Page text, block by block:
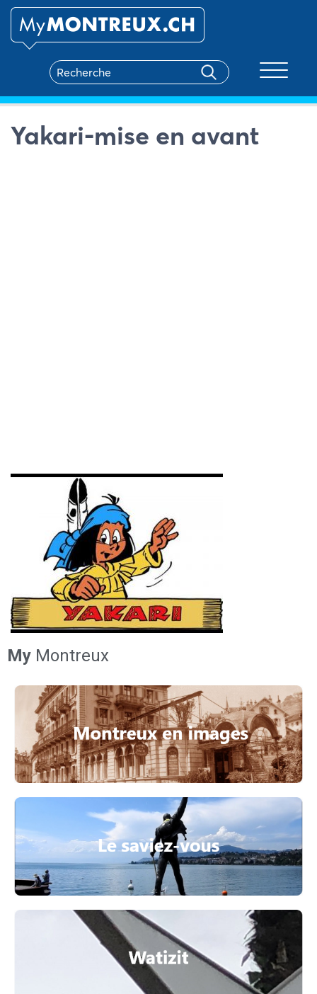
Yakari-mise en avant
My Montreux